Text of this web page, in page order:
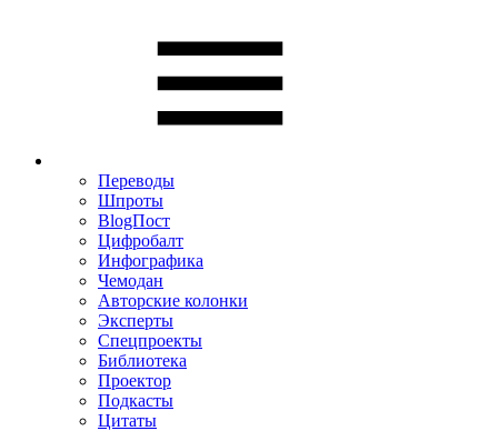
Переводы
Шпроты
BlogПост
Цифробалт
Инфографика
Чемодан
Авторские колонки
Эксперты
Спецпроекты
Библиотека
Проектор
Подкасты
Цитаты